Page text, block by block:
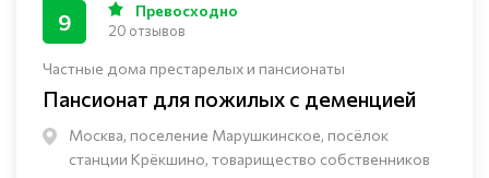
Частные дома престарелых и пансионаты
Пансионат для пожилых с деменцией
Москва, поселение Марушкинское, посёлок
станции Крёкшино, товарищество собственников
9 Превосходно
20 отзывов